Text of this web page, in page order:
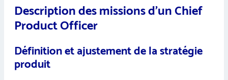
Description des missions d’un Chief
Product Officer
Définition et ajustement de la stratégie
produit